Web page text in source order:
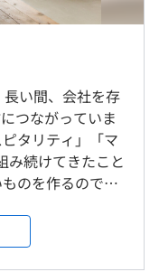
境
ンド開発
在宅勤務率は約7割
に関しては出社する
ではありません）
）
※プロジェクト先に
つながっていま
タリティ」「マ
み続けてきたこと
のを作るのでは
皆様やファンの
と追求し続けて